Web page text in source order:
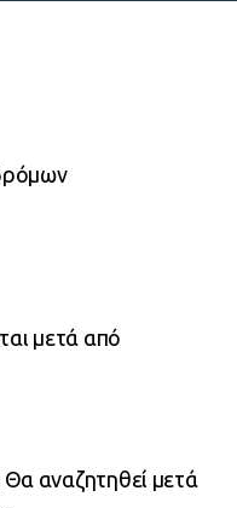
μετά από
Θα αναζητηθεί μετά